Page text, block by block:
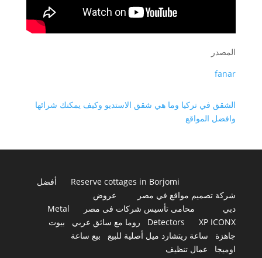
المصدر
fanar
الشقق في تركيا وما هي شقق الاستديو وكيف يمكنك شرائها
وافضل المواقع
Reserve cottages in Borjomi
أفضل
شركة تصميم مواقع في مصر
عروض
دبي
محامى تأسيس شركات فى مصر
Metal
Detectors
XP ICONX روما مع سائق عربي
بيوت
جاهزة
ساعة ريتشارد ميل أصلية للبيع
بيع ساعة
اوميجا
عمال تنظيف